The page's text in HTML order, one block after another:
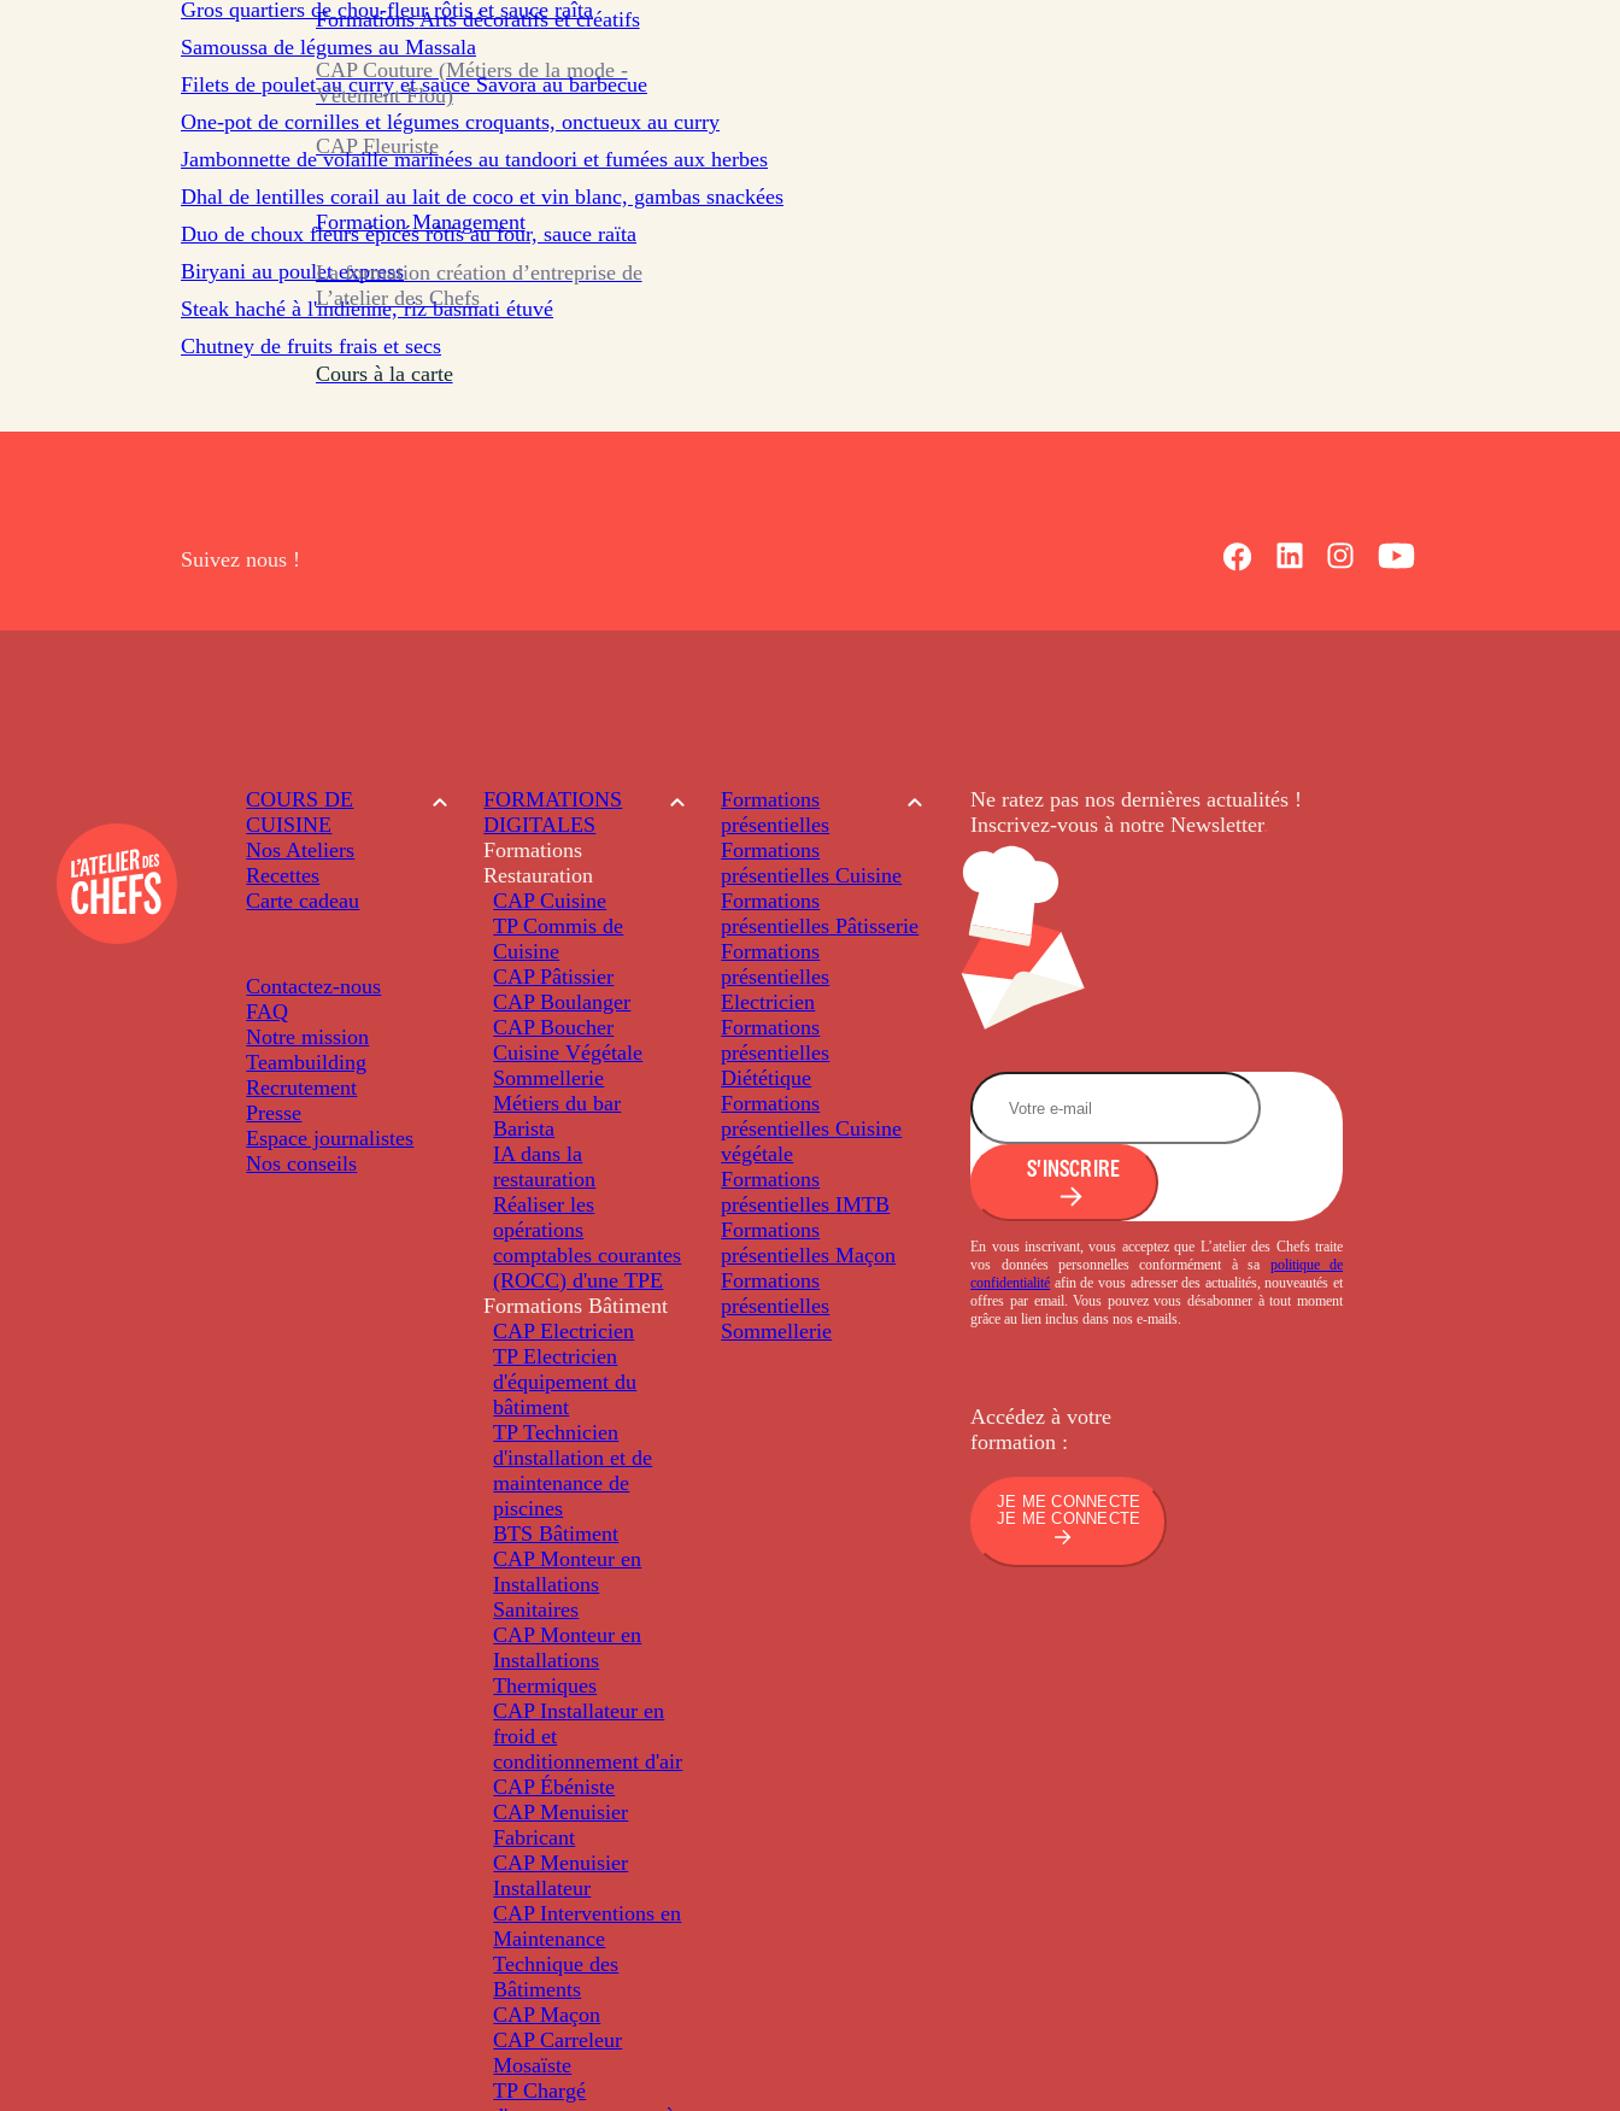
Formations Arts décoratifs et créatifs
CAP Couture (Métiers de la mode -
Vêtement Flou)
CAP Fleuriste
Formation Management
La formation création d’entreprise de
L’atelier des Chefs
Cours à la carte
Gros quartiers de chou-fleur rôtis et sauce raîta
Samoussa de légumes au Massala
sur 32 avis
Filets de poulet au curry et sauce Savora au barbecue
One-pot de cornilles et légumes croquants, onctueux au curry
Jambonnette de volaille marinées au tandoori et fumées aux herbes
sur 28 avis
Dhal de lentilles corail au lait de coco et vin blanc, gambas snackées
sur 33 avis
Duo de choux fleurs épicés rôtis au four, sauce raïta
sur 21 avis
Biryani au poulet express
sur 29 avis
Steak haché à l'indienne, riz basmati étuvé
Chutney de fruits frais et secs
Suivez nous !
COURS DE
CUISINE
Nos Ateliers
Recettes
Carte cadeau
Contactez-nous
FAQ
Notre mission
Teambuilding
Recrutement
Presse
Espace journalistes
Nos conseils
FORMATIONS
DIGITALES
Formations
Restauration
CAP Cuisine
TP Commis de
Cuisine
CAP Pâtissier
CAP Boulanger
CAP Boucher
Cuisine Végétale
Sommellerie
Métiers du bar
Barista
IA dans la
restauration
Réaliser les
opérations
comptables courantes
(ROCC) d'une TPE
Formations Bâtiment
CAP Electricien
TP Electricien
d'équipement du
bâtiment
TP Technicien
d'installation et de
maintenance de
piscines
BTS Bâtiment
CAP Monteur en
Installations
Sanitaires
CAP Monteur en
Installations
Thermiques
CAP Installateur en
froid et
conditionnement d'air
CAP Ébéniste
CAP Menuisier
Fabricant
CAP Menuisier
Installateur
CAP Interventions en
Maintenance
Technique des
Bâtiments
CAP Maçon
CAP Carreleur
Mosaïste
TP Chargé
Formations
présentielles
Formations
présentielles Cuisine
Formations
présentielles Pâtisserie
Formations
présentielles
Electricien
Formations
présentielles
Diététique
Formations
présentielles Cuisine
végétale
Formations
présentielles IMTB
Formations
présentielles Maçon
Formations
présentielles
Sommellerie
Ne ratez pas nos dernièresactualités !
Inscrivez-vous à notre Newsletter.
S'INSCRIRE
En vous inscrivant, vous acceptez que L’atelier des Chefs traite
vos données personnelles conformément à sa politique de
confidentialité afin de vous adresser des actualités, nouveautés et
offres par email. Vous pouvez vous désabonner à tout moment
grâce au lien inclus dans nos e-mails.
Accédez à votre
formation :
JE ME CONNECTE
JE ME CONNECTE